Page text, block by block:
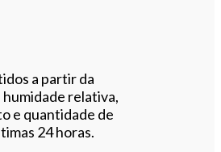
a partir da
relativa,
e quantidade de
24 horas.